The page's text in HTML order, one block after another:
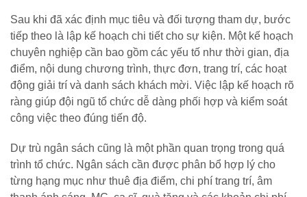
Sau khi đã xác định mục tiêu và đối tượng tham dự, bước
tiếp theo là lập kế hoạch chi tiết cho sự kiện. Một kế hoạch
chuyên nghiệp cần bao gồm các yếu tố như thời gian, địa
điểm, nội dung chương trình, thực đơn, trang trí, các hoạt
động giải trí và danh sách khách mời. Việc lập kế hoạch rõ
ràng giúp đội ngũ tổ chức dễ dàng phối hợp và kiểm soát
công việc theo đúng tiến độ.
Dự trù ngân sách cũng là một phần quan trọng trong quá
trình tổ chức. Ngân sách cần được phân bổ hợp lý cho
từng hạng mục như thuê địa điểm, chi phí trang trí, âm